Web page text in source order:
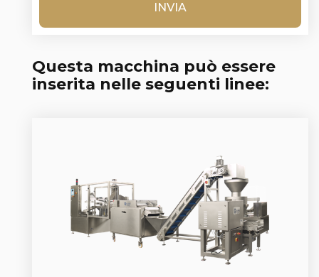
Questa macchina può essere
inserita nelle seguenti linee: